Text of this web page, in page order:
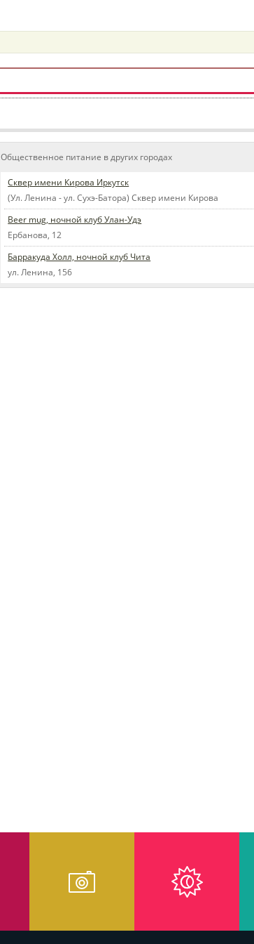
Общественное питание в других городах
Сквер имени Кирова Иркутск
(Ул. Ленина - ул. Сухэ-Батора) Сквер имени Кирова
Beer mug, ночной клуб Улан-Удэ
Ербанова, 12
Барракуда Холл, ночной клуб Чита
ул. Ленина, 156